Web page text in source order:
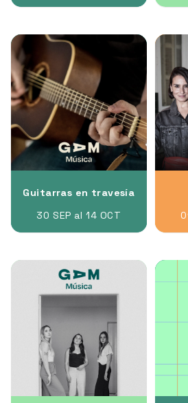
Guitarras en travesía
30 SEP al 14 OCT